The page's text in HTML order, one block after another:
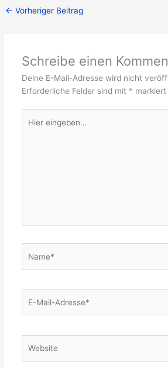
← Vorheriger Beitrag
Schreibe einen
Deine E-Mail-Adresse wird nicht
Erforderliche Felder sind mit * markiert
eingeben…
Mail-